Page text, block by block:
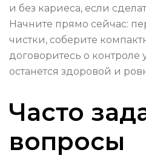
и без кариеса, если
Начните прямо сейчас:
чистки, соберите
договоритесь о контроле
останется здоровой и
Часто
вопросы